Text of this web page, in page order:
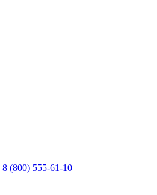
8 (800) 555-61-10